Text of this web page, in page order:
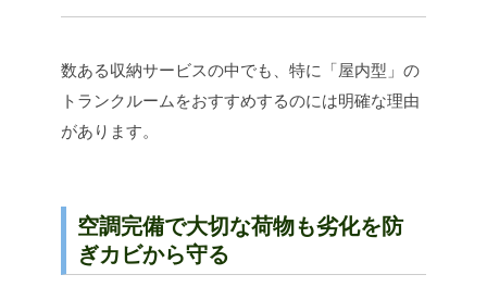
数ある収納サービスの中でも、特に「屋内型」の
トランクルームをおすすめするのには明確な理由
があります。
空調完備で大切な荷物も劣化を防
ぎカビから守る